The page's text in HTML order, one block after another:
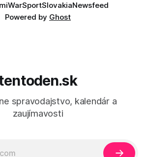
WarSportSlovakiaNewsfeed
Powered by Ghost
spravodajstvo, kalendár a
zaujímavosti